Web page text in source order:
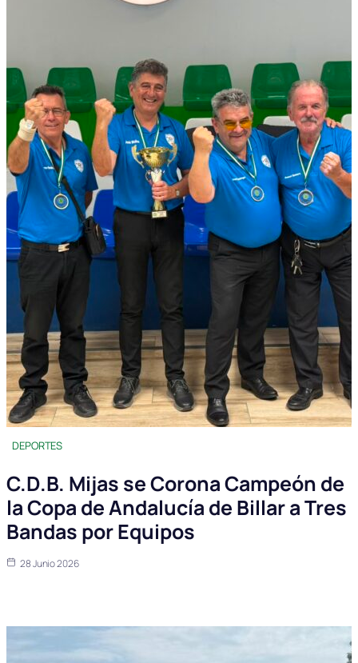
DEPORTES
C.D.B. Mijas se Corona Campeón de
la Copa de Andalucía de Billar a Tres
Bandas por Equipos
28 Junio 2026